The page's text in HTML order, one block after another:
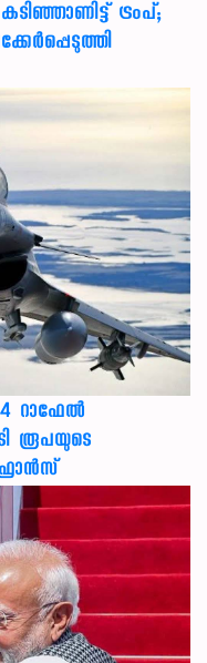
ട്രംപ്;
റാഫേൽ
രൂപയുടെ